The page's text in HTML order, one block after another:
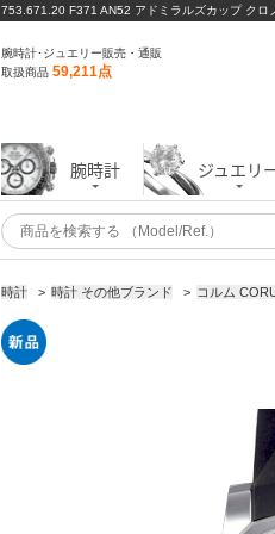
753.671.20 F371 AN52 アドミラルズカップ クロ
腕時計･ジュエリー販売・通販
取扱商品 59,211点
腕時計 ジュエリ
時計 > 時計 その他ブランド > コルム